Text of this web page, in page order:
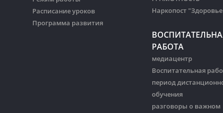
Расписание уроков
Программа развития
Наркопост
РАБОТА
медиацентр
Воспитательная
период
обучения
разговоры о важном